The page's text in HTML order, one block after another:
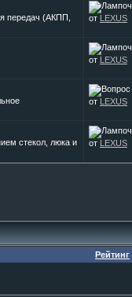
передач (АКПП,
от LEXUS
от LEXUS
от LEXUS
стекол, люка и
от LEXUS
Рейтинг